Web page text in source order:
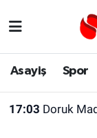
Asayiş Spor
17:03 Doruk
Asayiş
Yaşam
Eskişehir